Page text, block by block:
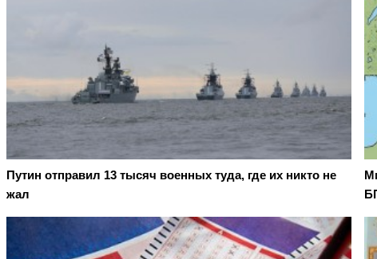
Путин отправил 13 тысяч военных туда, где их никто не
жал